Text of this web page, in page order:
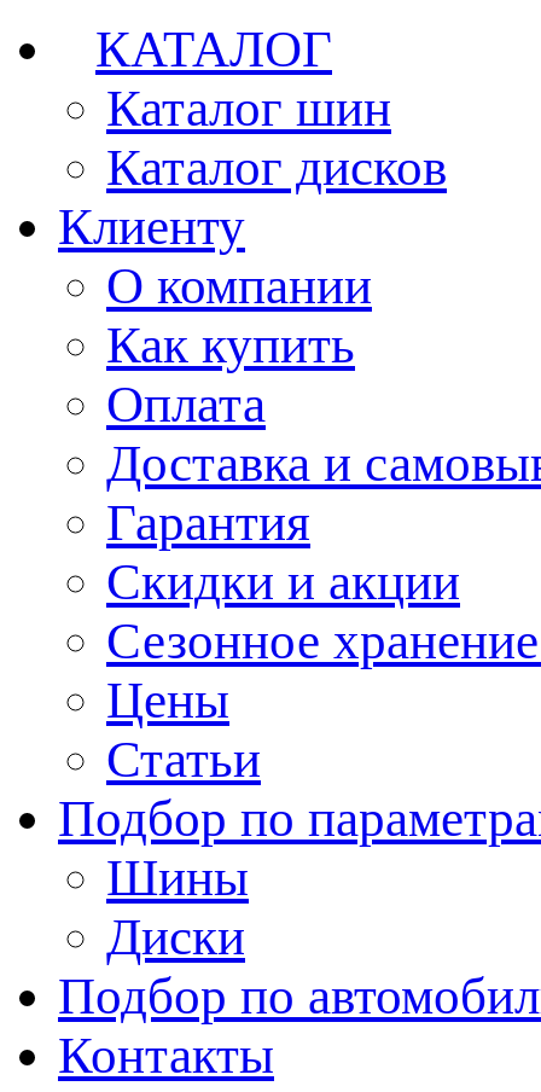
КАТАЛОГ
Каталог шин
Каталог дисков
Клиенту
О компании
Как купить
Оплата
Доставка и
Гарантия
Скидки и акции
Сезонное
Цены
Статьи
Подбор по
Шины
Диски
Подбор по
Контакты